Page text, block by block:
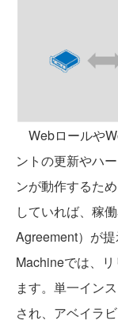
Webロールや
ントの更新やハ
ンが動作するた
していれば、稼
Agreement）が
Machineでは、
ます。単一イン
され、アベイラ